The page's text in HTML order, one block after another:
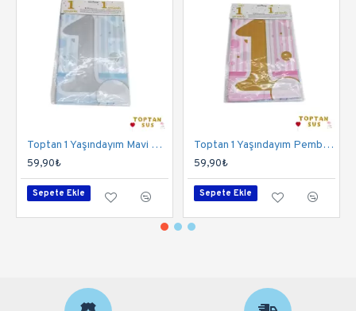
Toptan 1 Yaşındayım Mavi Masa Örtüsü 120x180 Cm
59,90₺
Sepete Ekle
Toptan 1 Yaşındayım Pembe Masa Örtüsü 120x180 Cm
59,90₺
Sepete Ekle